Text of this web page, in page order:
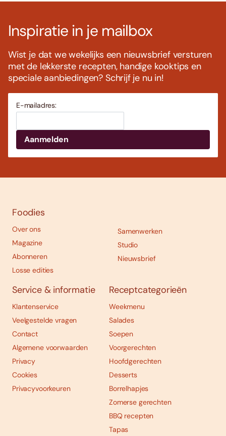
Inspiratie in je mailbox
Wist je dat we wekelijks een nieuwsbrief versturen
met de lekkerste recepten, handige kooktips en
speciale aanbiedingen? Schrijf je nu in!
E-mailadres:
Foodies
Over ons
Magazine
Abonneren
Losse edities
Samenwerken
Studio
Nieuwsbrief
Service & informatie
Klantenservice
Veelgestelde vragen
Contact
Algemene voorwaarden
Privacy
Cookies
Privacyvoorkeuren
Receptcategorieën
Weekmenu
Salades
Soepen
Voorgerechten
Hoofdgerechten
Desserts
Borrelhapjes
Zomerse gerechten
BBQ recepten
Tapas